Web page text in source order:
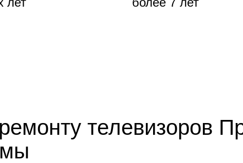
телевизоров